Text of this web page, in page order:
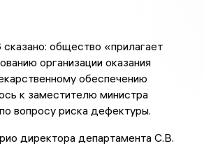
общество «прилагает
организации оказания
обеспечению
к заместителю министра
вопросу риска дефектуры.
директора департамента С.В.